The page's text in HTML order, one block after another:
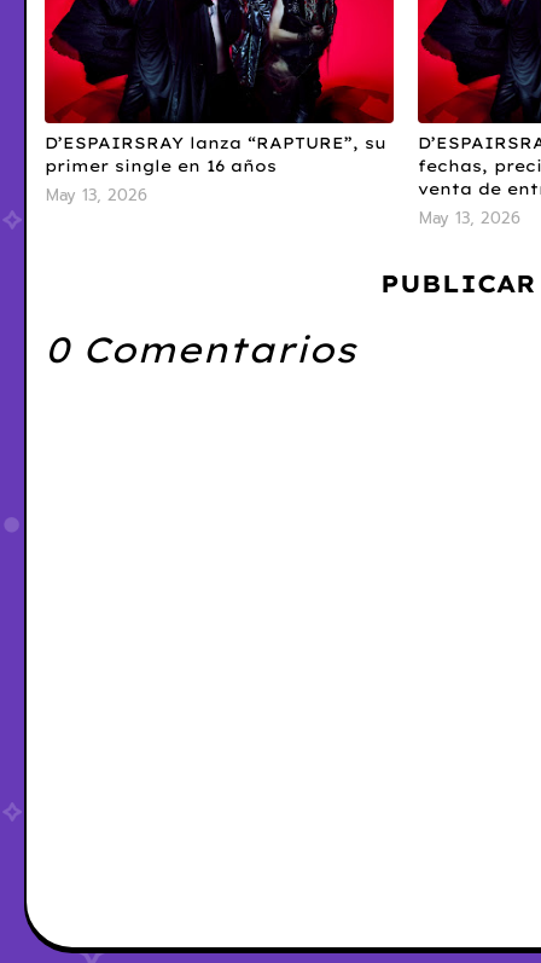
D’ESPAIRSRAY lanza “RAPTURE”, su
primer single en 16 años
May 13, 2026
fechas,
venta de
May 13, 2026
0 Comentarios